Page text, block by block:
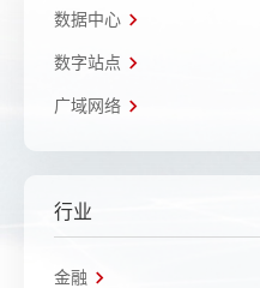
数据中心
数字站点
广域网络
行业
金融